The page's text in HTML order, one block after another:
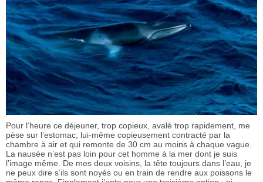
Pour l’heure ce déjeuner, trop copieux, avalé trop rapidement, me
pèse sur l’estomac, lui-même copieusement contracté par la
chambre à air et qui remonte de 30 cm au moins à chaque vague.
La nausée n’est pas loin pour cet homme à la mer dont je suis
l’image même. De mes deux voisins, la tête toujours dans l’eau, je
ne peux dire s’ils sont noyés ou en train de rendre aux poissons le